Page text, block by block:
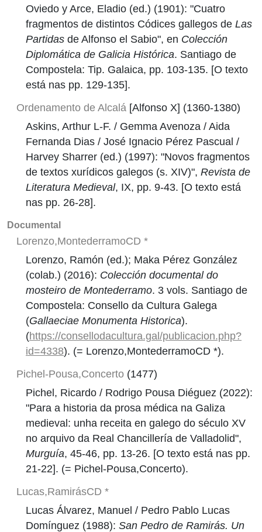
Oviedo y Arce, Eladio (ed.) (1901): "Cuatro
fragmentos de distintos Códices gallegos de Las
Partidas de Alfonso el Sabio", en Colección
Diplomática de Galicia Histórica. Santiago de
Compostela: Tip. Galaica, pp. 103-135. [O texto
está nas pp. 129-135].
Ordenamento de Alcalá [Alfonso X] (1360-1380)
Askins, Arthur L-F. / Gemma Avenoza / Aida
Fernanda Dias / José Ignacio Pérez Pascual /
Harvey Sharrer (ed.) (1997): "Novos fragmentos
de textos xurídicos galegos (s. XIV)", Revista de
Literatura Medieval, IX, pp. 9-43. [O texto está
nas pp. 26-28].
Documental
Lorenzo,MontederramoCD *
Lorenzo, Ramón (ed.); Maka Pérez González
(colab.) (2016): Colección documental do
mosteiro de Montederramo. 3 vols. Santiago de
Compostela: Consello da Cultura Galega
(Gallaeciae Monumenta Historica).
(https://consellodacultura.gal/publicacion.php?
id=4338). (= Lorenzo,MontederramoCD *).
Pichel-Pousa,Concerto (1477)
Pichel, Ricardo / Rodrigo Pousa Diéguez (2022):
"Para a historia da prosa médica na Galiza
medieval: unha receita en galego do século XV
no arquivo da Real Chancillería de Valladolid",
Murguía, 45-46, pp. 13-26. [O texto está nas pp.
21-22]. (= Pichel-Pousa,Concerto).
Lucas,RamirásCD *
Lucas Álvarez, Manuel / Pedro Pablo Lucas
Domínguez (1988): San Pedro de Ramirás. Un